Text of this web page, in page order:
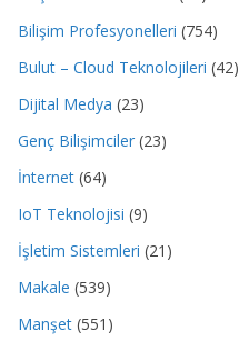
Bilişim Profesyonelleri (754)
Bulut – Cloud Teknolojileri (42)
Dijital Medya (23)
Genç Bilişimciler (23)
İnternet (64)
IoT Teknolojisi (9)
İşletim Sistemleri (21)
Makale (539)
Manşet (551)